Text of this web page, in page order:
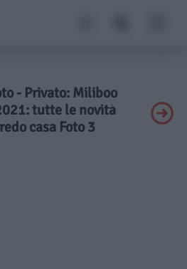
- Privato: Miliboo
tutte le novità
casa Foto 3